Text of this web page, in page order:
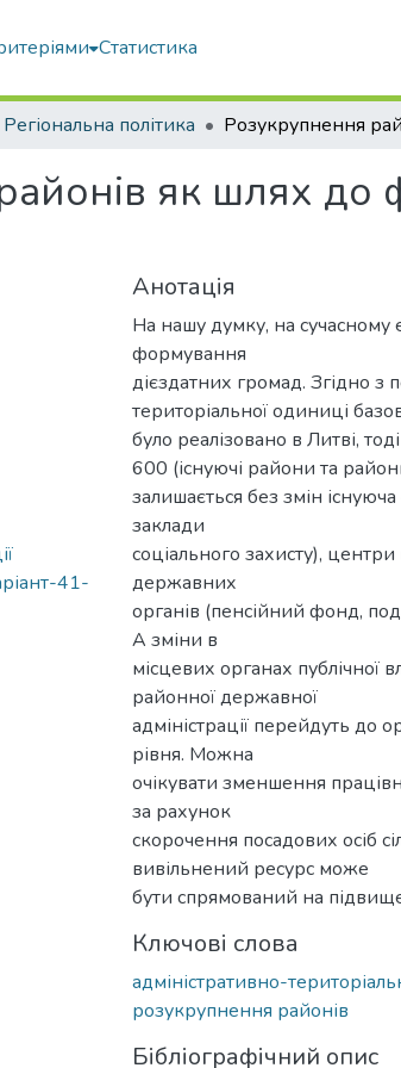
Статистика
Регіональна політика
як шлях до
41-
Анотація
На нашу думку, на сучасному
формування
дієздатних громад. Згідно з
територіальної одиниці
було реалізовано в Литві,
600 (існуючі райони та
залишається без змін
заклади
соціального захисту),
державних
органів (пенсійний фонд,
А зміни в
місцевих органах публічної
районної державної
адміністрації перейдуть до
рівня. Можна
очікувати зменшення
за рахунок
скорочення посадових осіб
вивільнений ресурс може
бути спрямований на
Ключові слова
адміністративно-
розукрупнення районів
Бібліографічний опис